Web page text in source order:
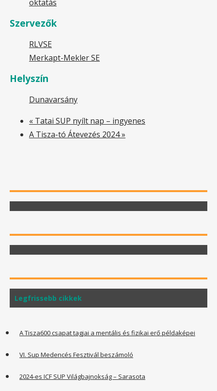
oktatás
Szervezők
RLVSE
Merkapt-Mekler SE
Helyszín
Dunavarsány
« Tatai SUP nyílt nap – ingyenes
A Tisza-tó Átevezés 2024»
Legfrissebb cikkek
A Tisza600 csapat tagjai a mentális és fizikai erő példaképei
VI. Sup Medencés Fesztivál beszámoló
2024-es ICF SUP Világbajnokság – Sarasota